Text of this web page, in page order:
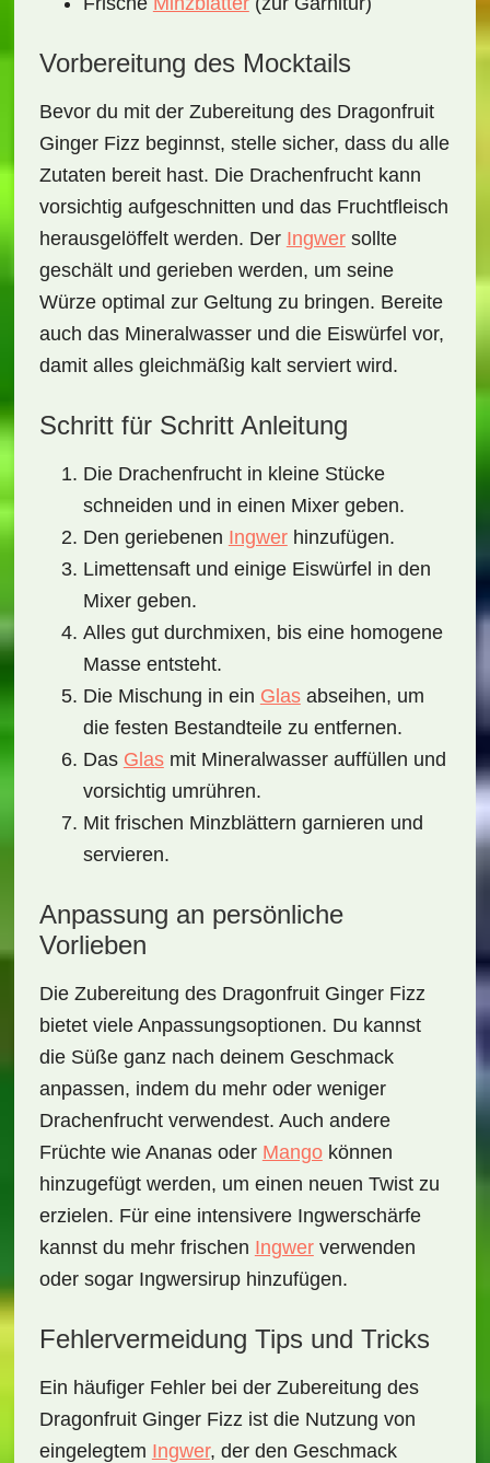
Vorbereitung des Mocktails
Bevor du mit der Zubereitung des Dragonfruit
Ginger Fizzbeginnst, stelle sicher, dass du alle
Zutaten bereit hast. Die Drachenfrucht kann
vorsichtig aufgeschnitten und das Fruchtfleisch
herausgelöffelt werden. Der Ingwersollte
geschält und gerieben werden, um seine
Würze optimal zur Geltung zu bringen. Bereite
auch das Mineralwasser und die Eiswürfel vor,
damit alles gleichmäßig kalt serviert wird.
Schritt für Schritt Anleitung
Die Drachenfrucht in kleine Stücke
schneiden und in einen Mixer geben.
Den geriebenen Ingwerhinzufügen.
Limettensaft und einige Eiswürfel in den
Mixer geben.
Alles gut durchmixen, bis eine homogene
Masse entsteht.
Die Mischung in ein Glasabseihen, um
die festen Bestandteile zu entfernen.
Das Glasmit Mineralwasser auffüllen und
vorsichtig umrühren.
Mit frischen Minzblättern garnieren und
servieren.
Anpassung an persönliche
Vorlieben
Die Zubereitung des Dragonfruit Ginger Fizz
bietet viele Anpassungsoptionen. Du kannst
die Süße ganz nach deinem Geschmack
anpassen, indem du mehr oder weniger
Drachenfrucht verwendest. Auch andere
Früchte wie Ananas oder Mangokönnen
hinzugefügt werden, um einen neuen Twist zu
erzielen. Für eine intensivere Ingwerschärfe
kannst du mehr frischen Ingwerverwenden
oder sogar Ingwersirup hinzufügen.
Fehlervermeidung Tips und Tricks
Ein häufiger Fehler bei der Zubereitung des
Dragonfruit Ginger Fizzist die Nutzung von
eingelegtem Ingwer, der den Geschmack